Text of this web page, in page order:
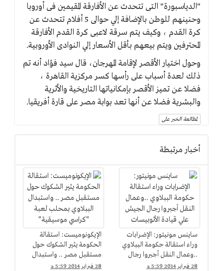
"الدياسبورة" التى تتحدث عن الأفارقة المقيمين فى أوروبا
وحنينهم للوطن بالإضافة إلي حوالى 5 أفلام تتحدث عن
كرة القدم ، وكيف يتم سرقة لاعبى كرة القدم الأفارقة
المحترفين ويتم بيعهم بأقل الأسعار إلي النوادى الأوروبية.
وحول اختيار الأقصر لإقامة المهرجان، قال سيد فؤاد أنه تم
ذلك لعدة أسباب على رأسها كسر مركزية القاهرة ،
فضلا عن تميز الأقصر بإمكانياتها التاريخية والأثرية
والبشرية فضلا عن أنها تعد بوابة مصر على قارة أفريقيا.
لمطالعة الخبر على
أخبار مرتبطة
ساينس مونيتور: الإضرابات
وراء استقالة حكومة الببلاوي
..وعمال النقل أجبروا رجال
الجيش علي قيادة
28 فبراير 2014 5:59 م
الإيكونوميست: استقالة
الحكومة يثير الشكوك حول
مستقبل مصر .. واستبدال
الببلاوي بمحلب لعبة
28 فبراير 2014 5:59 م